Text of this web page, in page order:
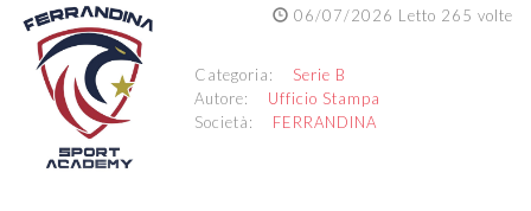
06/07/2026 Letto 265 volte
Categoria: Serie B
Autore: Ufficio Stampa
Società: FERRANDINA